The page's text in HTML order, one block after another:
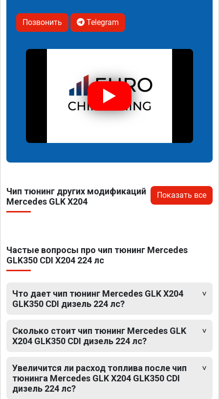
Позвонить Telegram
Чип тюнинг других модификаций
Mercedes GLK X204
Показать все
Частые вопросы про чип тюнинг Mercedes
GLK350 CDI X204 224 лс
Что дает чип тюнинг Mercedes GLK X204
GLK350 CDI дизель 224 лс?
Сколько стоит чип тюнинг Mercedes GLK
X204 GLK350 CDI дизель 224 лс?
Увеличится ли расход топлива после чип
тюнинга Mercedes GLK X204 GLK350 CDI
дизель 224 лс?